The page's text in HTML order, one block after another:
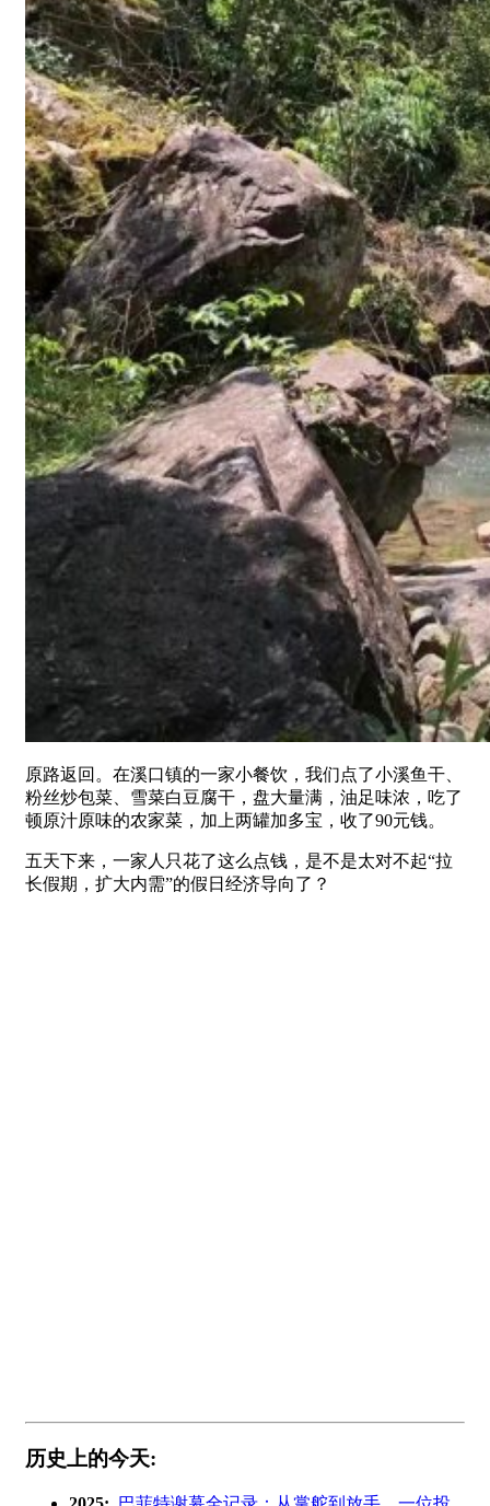
原路返回。在溪口镇的一家小餐饮，我们点了小溪鱼干、
粉丝炒包菜、雪菜白豆腐干，盘大量满，油足味浓，吃了
顿原汁原味的农家菜，加上两罐加多宝，收了90元钱。
五天下来，一家人只花了这么点钱，是不是太对不起“拉
长假期，扩大内需”的假日经济导向了？
历史上的今天: